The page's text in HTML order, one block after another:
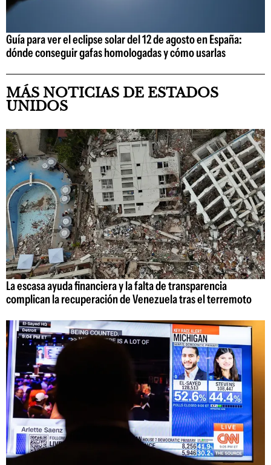
Guía para ver el eclipse solar del 12 de agosto en España:
dónde conseguir gafas homologadas y cómo usarlas
MÁS NOTICIAS DE ESTADOS
UNIDOS
La escasa ayuda financiera y la falta de transparencia
complican la recuperación de Venezuela tras el terremoto